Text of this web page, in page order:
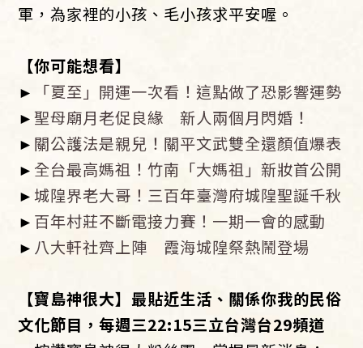
軍，為家裡的小孩、毛小孩求平安喔。
【你可能想看】
►
「夏至」開運一次看！這點做了恐影響運勢
►聖母廟月老促良緣 新人兩個月閃婚！
► 關公護法是親兒！關平文武雙全還顏值爆表
►​ 全台最高媽祖！竹南「大媽祖」新妝首公開
► 城隍界老大哥！三百年臺灣府城隍聖誕千秋
► 百年村莊不斷電接力賽！一期一會的感動
► 八大軒社齊上陣 霞海城隍祭熱鬧登場
​【寶島神很大】最貼近生活、關係你我的民俗
文化節目，每週三22:15三立台灣台29頻道